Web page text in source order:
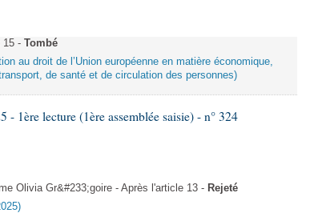
15 - Tombé
au droit de l’Union européenne en matière économique,
de santé et de circulation des personnes)
1ère lecture (1ère assemblée saisie) - n° 324
Olivia Gr&#233;goire - Après l'article 13 - Rejeté